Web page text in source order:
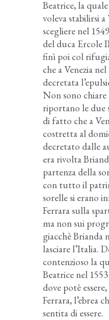
Beatrice, la
voleva stabilirsi
scegliere nel
del duca Ercole
finì poi col
che a Venezia
decretata
Non sono
riportano le due
di fatto che a
costretta al
decretato dalle
era rivolta
partenza della
con tutto il
sorelle si erano
Ferrara sulla
ma non sui
giacchè Brianda
lasciare l’Italia.
contenzioso la
Beatrice nel
dove potè
Ferrara, l’ebrea
sentita di essere.